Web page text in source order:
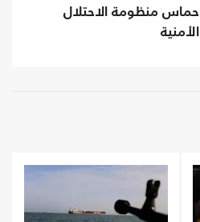
حماس منظومة الاحتلال
الأمنية